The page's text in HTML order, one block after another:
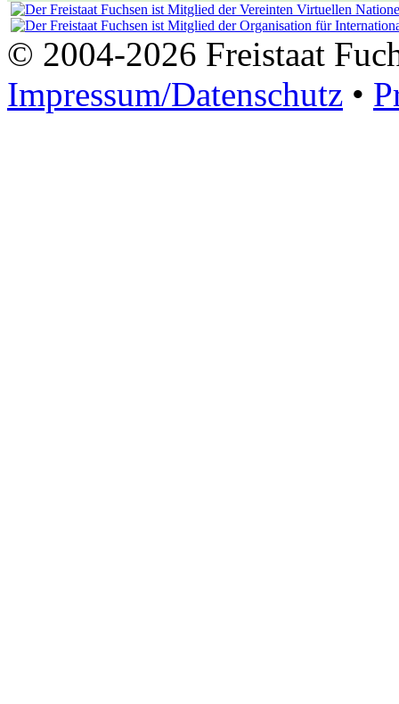
© 2004-2026 Freistaat
Impressum/Datenschutz •